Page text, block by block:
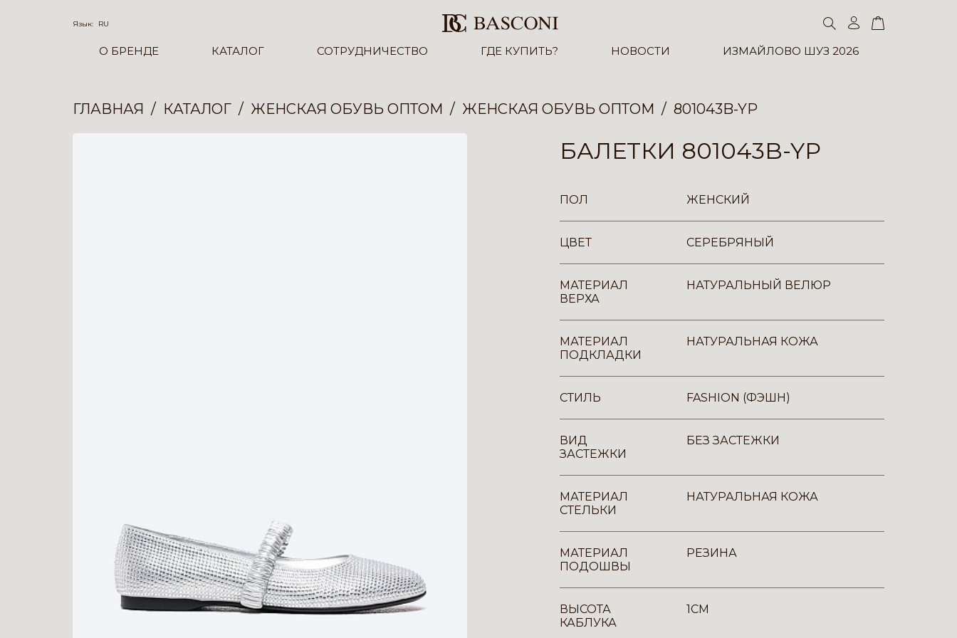
Язык: RU
О БРЕНДЕ КАТАЛОГ СОТРУДНИЧЕСТВО ГДЕ КУПИТЬ? НОВОСТИ ИЗМАЙЛОВО ШУЗ 2026
ГЛАВНАЯ КАТАЛОГ ЖЕНСКАЯ ОБУВЬ ОПТОМ ЖЕНСКАЯ ОБУВЬ ОПТОМ 801043B-YP
БАЛЕТКИ 801043B-YP
ПОЛ ЖЕНСКИЙ
ЦВЕТ СЕРЕБРЯНЫЙ
МАТЕРИАЛ
ВЕРХА
НАТУРАЛЬНЫЙ ВЕЛЮР
МАТЕРИАЛ
ПОДКЛАДКИ
НАТУРАЛЬНАЯ КОЖА
СТИЛЬ FASHION (ФЭШН)
ВИД
ЗАСТЕЖКИ
БЕЗ ЗАСТЕЖКИ
МАТЕРИАЛ
СТЕЛЬКИ
НАТУРАЛЬНАЯ КОЖА
МАТЕРИАЛ
ПОДОШВЫ
РЕЗИНА
ВЫСОТА
КАБЛУКА
1CM